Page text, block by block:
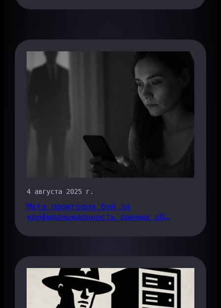
4 августа 2025 г.
Meta проиграла бой за
конфиденциальность данных об
- вот почему это важно